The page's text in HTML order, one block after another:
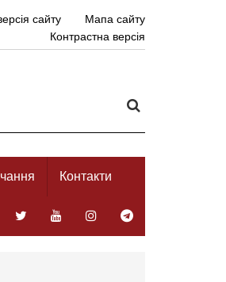
сайту
Мапа сайту
Контрастна версія
Контакти